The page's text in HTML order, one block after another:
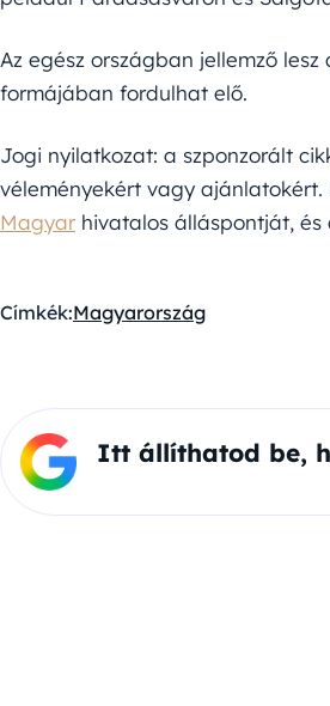
Az egész országban jellemző
formájában fordulhat elő.
Jogi nyilatkozat: a szponzorált
véleményekért vagy
Magyar hivatalos álláspontját,
Címkék:Magyarország
Itt állíthatod be,